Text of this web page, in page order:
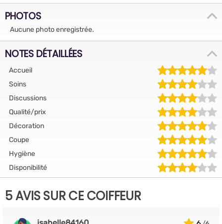
PHOTOS
Aucune photo enregistrée.
NOTES DÉTAILLÉES
Accueil
Soins
Discussions
Qualité/prix
Décoration
Coupe
Hygiène
Disponibilité
5 AVIS SUR CE COIFFEUR